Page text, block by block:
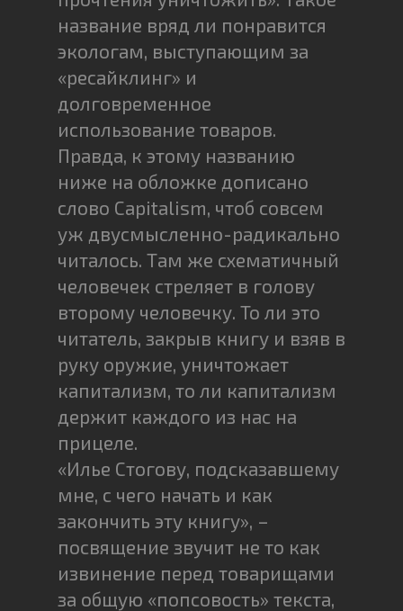
название вряд ли понравится
экологам, выступающим за
«ресайклинг» и
долговременное
использование товаров.
Правда, к этому названию
ниже на обложке дописано
слово Capitalism, чтоб совсем
уж двусмысленно-радикально
читалось. Там же схематичный
человечек стреляет в голову
второму человечку. То ли это
читатель, закрыв книгу и взяв в
руку оружие, уничтожает
капитализм, то ли капитализм
держит каждого из нас на
прицеле.
«Илье Стогову, подсказавшему
мне, с чего начать и как
закончить эту книгу», –
посвящение звучит не то как
извинение перед товарищами
за общую «попсовость» текста,